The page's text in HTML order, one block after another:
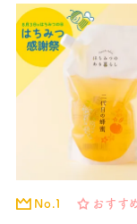
No.1 おすす